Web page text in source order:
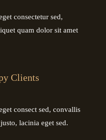
consectetur sed,
quam dolor sit amet
Clients
consect sed, convallis
lacinia eget sed.